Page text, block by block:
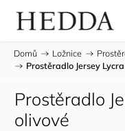
Domů / Ložnice /
/
Prostěradlo Jersey
Prostěradlo
olivové